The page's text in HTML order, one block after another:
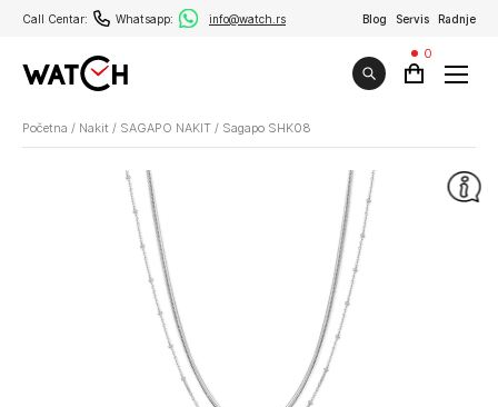
Call Centar: Whatsapp: info@watch.rs Blog Servis Radnje
0
Početna / Nakit / SAGAPO NAKIT / Sagapo SHK08